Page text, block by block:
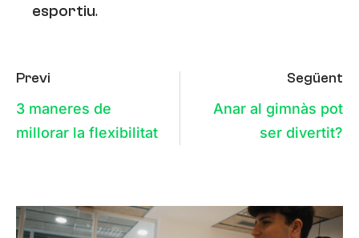
esportiu.
Previ
3 maneres de
millorar la flexibilitat
Següent
Anar al gimnàs pot
ser divertit?